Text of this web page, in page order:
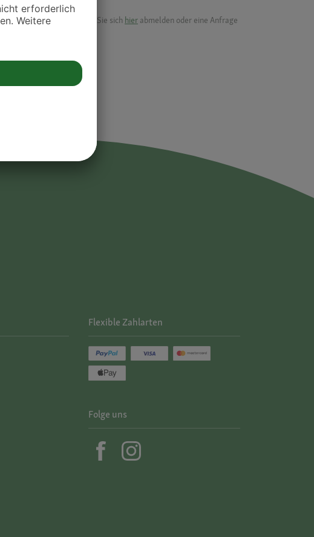
oder Klinik.
ändern möchten, können Sie sich hier abmelden oder eine Anfrage
Flexible Zahlarten
Folge uns